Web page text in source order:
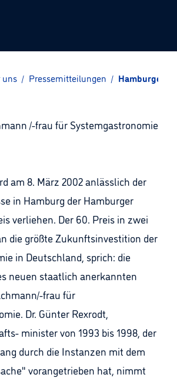
uns / Pressemitteilungen / Hamburger
/-frau für Systemgastronomie
am 8. März 2002 anlässlich der
in Hamburg der Hamburger
verliehen. Der 60. Preis in zwei
die größte Zukunftsinvestition der
in Deutschland, sprich: die
neuen staatlich anerkannten
frau für
Dr. Günter Rexrodt,
minister von 1993 bis 1998, der
durch die Instanzen mit dem
vorangetrieben hat, nimmt